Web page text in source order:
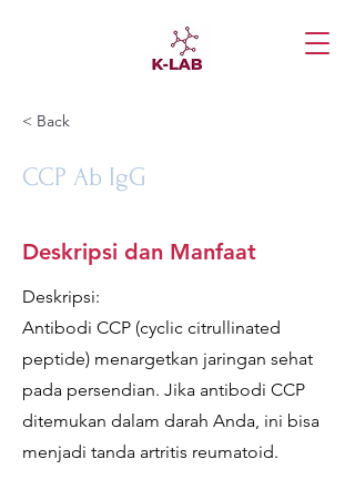
< Back
CCP Ab IgG
Deskripsi dan Manfaat
Deskripsi:
Antibodi CCP (cyclic citrullinated
peptide) menargetkan jaringan sehat
pada persendian. Jika antibodi CCP
ditemukan dalam darah Anda, ini bisa
menjadi tanda artritis reumatoid.